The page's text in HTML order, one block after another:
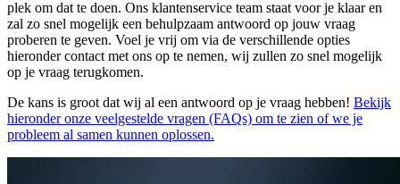
plek om dat te doen. Ons klantenservice team staat voor je klaar en
zal zo snel mogelijk een behulpzaam antwoord op jouw vraag
proberen te geven. Voel je vrij om via de verschillende opties
hieronder contact met ons op te nemen, wij zullen zo snel mogelijk
op je vraag terugkomen.
De kans is groot dat wij al een antwoord op je vraag hebben! Bekijk
hieronder onze veelgestelde vragen (FAQs) om te zien of we je
probleem al samen kunnen oplossen.